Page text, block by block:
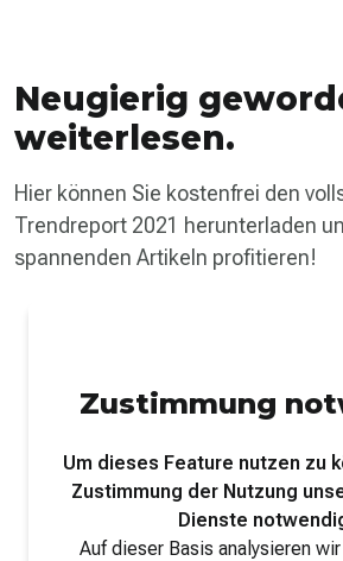
Neugierig
weiterlesen.
Hier können Sie kostenfrei den
Trendreport 2021 herunterladen
spannenden Artikeln profitieren!
Zustimmung
Um dieses Feature nutzen zu
Zustimmung der Nutzung
Dienste
Auf dieser Basis analysieren